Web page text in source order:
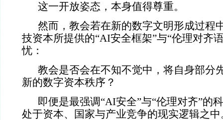
这一开放姿态，本身值得尊重。
然而，教会若在新的数字文明形成过程
技资本所提供的“AI安全框架”与“伦理对齐
忧：
教会是否会在不知不觉中，将自身部分
新的数字资本秩序？
即便是最强调“AI安全”与“伦理对齐”的
处于资本、国家与产业竞争的现实逻辑之中